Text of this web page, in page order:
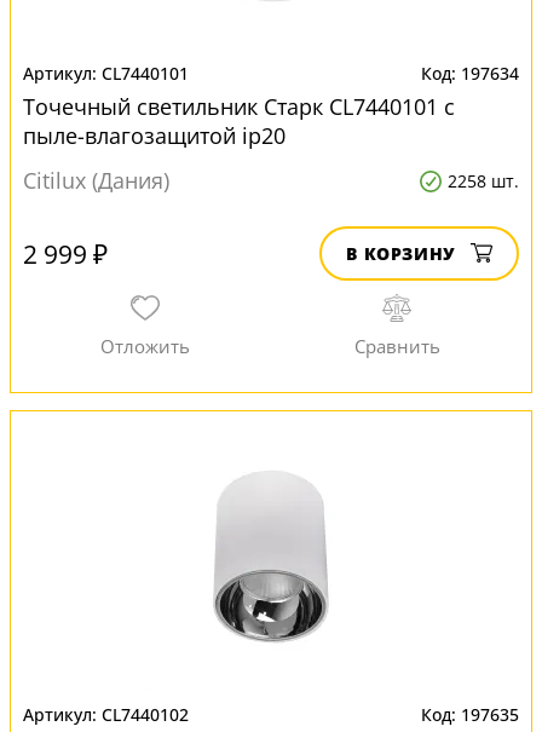
CL7440101 197634
Точечный светильник Старк CL7440101 с
пыле-влагозащитой ip20
Citilux (Дания)
2258 шт.
2 999 ₽ В КОРЗИНУ
CL7440102 197635